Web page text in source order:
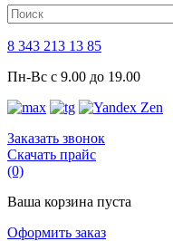
8 343 213 13 85
Пн-Вс с 9.00 до 19.00
Заказать звонок
Скачать прайс
(0)
Ваша корзина пуста
Оформить заказ